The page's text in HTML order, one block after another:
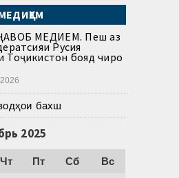
МЕДИҲЕМ. Пеш аз
Русия
Тоҷикистон бояд чиро
бахш
2025
Чт Пт Сб Вс